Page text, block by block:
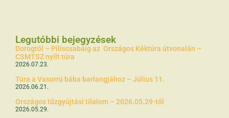
Legutóbbi bejegyzések
Dorogtól – Piliscsabáig az Országos Kéktúra útvonalán –
CSMTSZ nyílt túra
2026.07.23.
Túra a Vasorrú bába barlangjához – Július 11.
2026.06.21.
Országos tűzgyújtási tilalom – 2026.05.29-től
2026.05.29.